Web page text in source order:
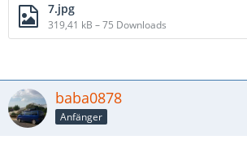
7.jpg
319,41 kB – 75 Downloads
baba0878
Anfänger